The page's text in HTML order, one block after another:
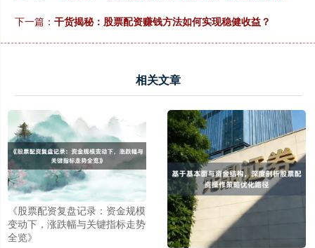
下一篇： 干货揭秘：股票配资赚钱方法如何实现稳健收益？
相关文章
《股票配资复盘记录：资金规模
变动下，涨跌幅与关键指标走势
全览》
沪深300 +43.13 +0.93%